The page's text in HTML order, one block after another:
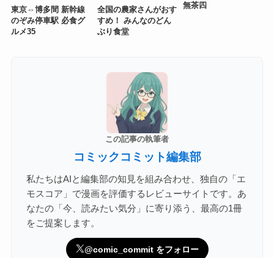
東京⇔博多間 新幹線
のぞみ停車駅 必食グ
ルメ35
全国の農家さんがおす
すめ！ みんなのどん
ぶり食堂
無茶四
この記事の執筆者
コミックコミット編集部
私たちはAIと編集部の知見を組み合わせ、独自の「エ
モスコア」で漫画を評価するレビューサイトです。あ
なたの「今、読みたい気分」に寄り添う、最高の1冊
をご提案します。
@comic_commit をフォロー